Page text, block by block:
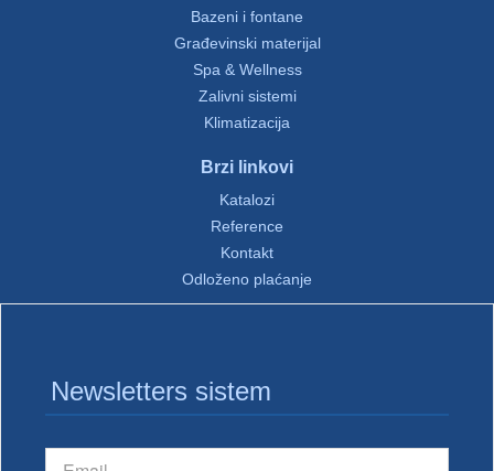
Bazeni i fontane
Građevinski materijal
Spa & Wellness
Zalivni sistemi
Klimatizacija
Brzi linkovi
Katalozi
Reference
Kontakt
Odloženo plaćanje
Newsletters sistem